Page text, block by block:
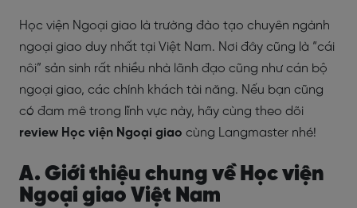
Học viện Ngoại giao là trường đào tạo chuyên ngành
ngoại giao duy nhất tại Việt Nam. Nơi đây cũng là “cái
nôi” sản sinh rất nhiều nhà lãnh đạo cũng như cán bộ
ngoại giao, các chính khách tài năng. Nếu bạn cũng
có đam mê trong lĩnh vực này, hãy cùng theo dõi
review Học viện Ngoại giao cùng Langmaster nhé!
A. Giới thiệu chung về Học viện
Ngoại giao Việt Nam